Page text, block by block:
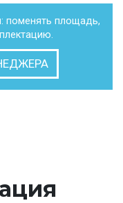
поменять площадь,